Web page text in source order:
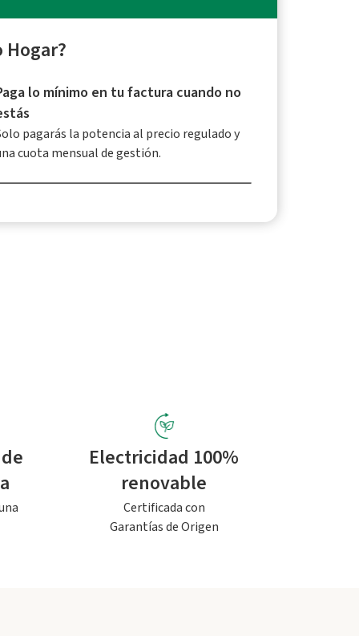
lo mínimo en tu factura cuando no
pagarás la potencia al precio regulado y
cuota mensual de gestión.
Electricidad 100%
renovable
Certificada con
Garantías de Origen